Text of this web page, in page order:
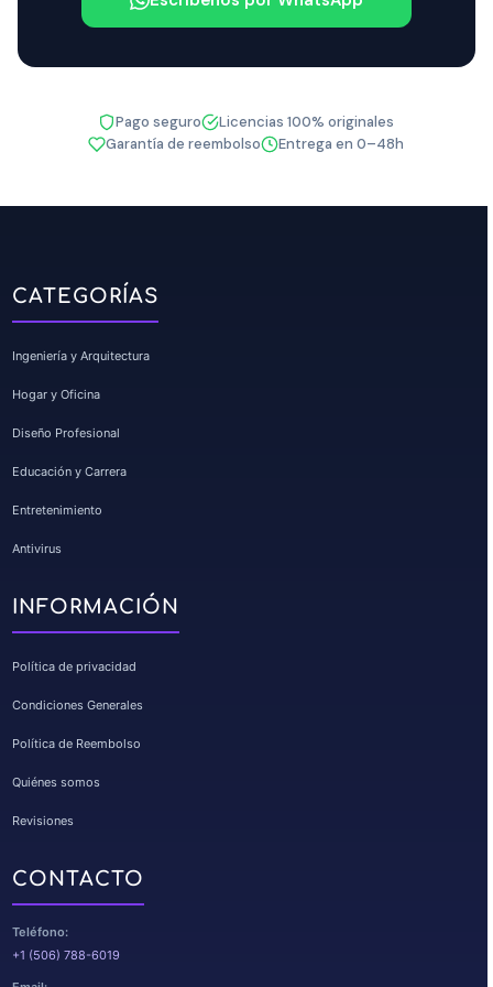
Pago seguro
Licencias 100% originales
Garantía de reembolso
Entrega en 0–48h
CATEGORÍAS
Ingeniería y Arquitectura
Hogar y Oficina
Diseño Profesional
Educación y Carrera
Entretenimiento
Antivirus
INFORMACIÓN
Política de privacidad
Condiciones Generales
Política de Reembolso
Quiénes somos
Revisiones
CONTACTO
Teléfono:
+1 (506) 788-6019